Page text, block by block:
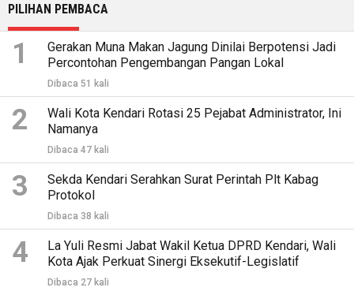
PILIHAN PEMBACA
1
Gerakan Muna Makan Jagung Dinilai Berpotensi Jadi
Percontohan Pengembangan Pangan Lokal
Dibaca 51 kali
2
Wali Kota Kendari Rotasi 25 Pejabat Administrator, Ini
Namanya
Dibaca 47 kali
3
Sekda Kendari Serahkan Surat Perintah Plt Kabag
Protokol
Dibaca 38 kali
4
La Yuli Resmi Jabat Wakil Ketua DPRD Kendari, Wali
Kota Ajak Perkuat Sinergi Eksekutif-Legislatif
Dibaca 27 kali